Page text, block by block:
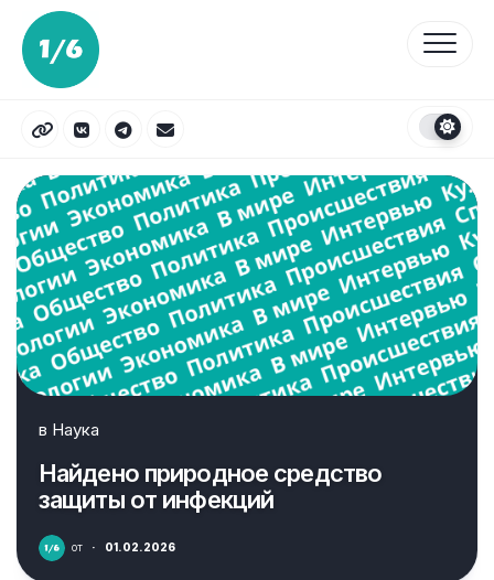
Перейти
содержанию
в Наука
Найдено природное средство
защиты от инфекций
от · 01.02.2026